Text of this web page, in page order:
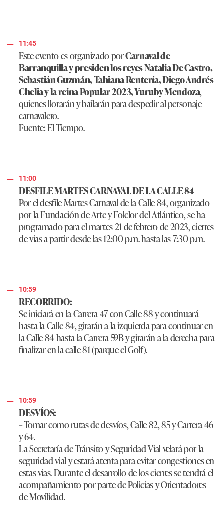
11:45
Este evento es organizado porCarnaval de
Barranquilla y presiden los reyes Natalia De Castro,
Sebastián Guzmán, Tahiana Rentería, Diego Andrés
Chelia y la reina Popular 2023, Yuruby Mendoza,
quienes llorarán y bailarán para despedir al personaje
carnavalero.
Fuente: El Tiempo.
11:00
DESFILE MARTES CARNAVAL DE LA CALLE 84
Por el desfile Martes Carnaval de la Calle 84, organizado
por la Fundación de Arte y Folclor del Atlántico, se ha
programado para el martes 21 de febrero de 2023, cierres
de vías a partir desde las 12:00 p.m. hasta las 7:30 p.m.
10:59
RECORRIDO:
Se iniciará en la Carrera 47 con Calle 88 y continuará
hasta la Calle 84, girarán a la izquierda para continuar en
la Calle 84 hasta la Carrera 59B y girarán a la derecha para
finalizar en la calle 81 (parque el Golf).
10:59
DESVÍOS:
– Tomar como rutas de desvíos, Calle 82, 85 y Carrera 46
y 64.
La Secretaría de Tránsito y Seguridad Vial velará por la
seguridad vial y estará atenta para evitar congestiones en
estas vías. Durante el desarrollo de los cierres se tendrá el
acompañamiento por parte de Policías y Orientadores
de Movilidad.